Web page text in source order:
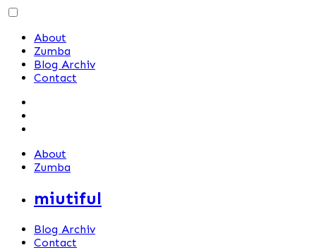
Skip
contentAbout
Zumba
Blog Archiv
Contact
About
Zumba
miutiful
Blog Archiv
Contact